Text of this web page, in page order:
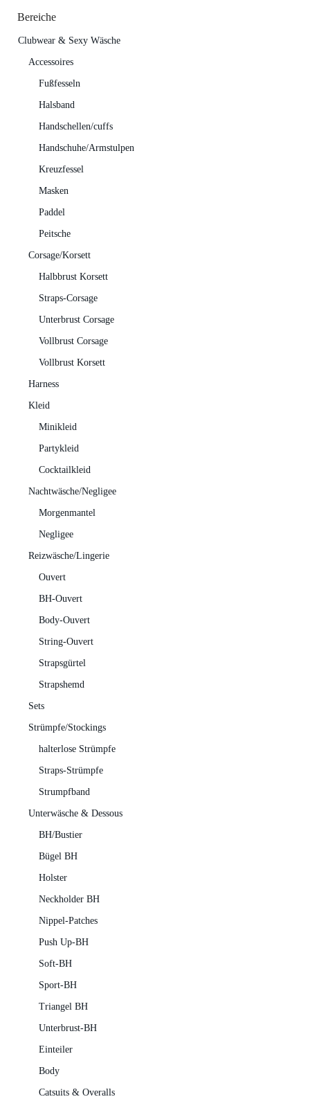
Bereiche
Clubwear & Sexy Wäsche
Accessoires
Fußfesseln
Halsband
Handschellen/cuffs
Handschuhe/Armstulpen
Kreuzfessel
Masken
Paddel
Peitsche
Corsage/Korsett
Halbbrust Korsett
Straps-Corsage
Unterbrust Corsage
Vollbrust Corsage
Vollbrust Korsett
Harness
Kleid
Minikleid
Partykleid
Cocktailkleid
Nachtwäsche/Negligee
Morgenmantel
Negligee
Reizwäsche/Lingerie
Ouvert
BH-Ouvert
Body-Ouvert
String-Ouvert
Strapsgürtel
Strapshemd
Sets
Strümpfe/Stockings
halterlose Strümpfe
Straps-Strümpfe
Strumpfband
Unterwäsche & Dessous
BH/Bustier
Bügel BH
Holster
Neckholder BH
Nippel-Patches
Push Up-BH
Soft-BH
Sport-BH
Triangel BH
Unterbrust-BH
Einteiler
Body
Catsuits & Overalls